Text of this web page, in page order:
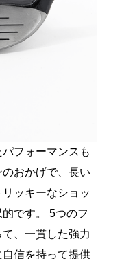
フォーマンスも
おかげで、長い
ッキーなショッ
です。 5つのフ
、一貫した強力
信を持って提供